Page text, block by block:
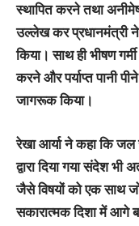
स्थापित करने तथा
उल्लेख कर प्रधानमंत्री
किया। साथ ही भीषण
करने और पर्याप्त पानी
जागरूक किया।
रेखा आर्या ने कहा कि जल
द्वारा दिया गया संदेश
जैसे विषयों को एक साथ
सकारात्मक दिशा में आगे